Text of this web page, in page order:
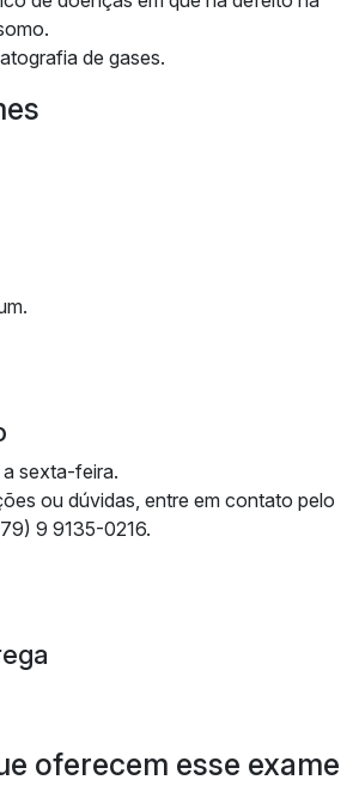
de gases.
sexta-feira.
ou dúvidas, entre em contato pelo
9 9135-0216.
oferecem esse exame